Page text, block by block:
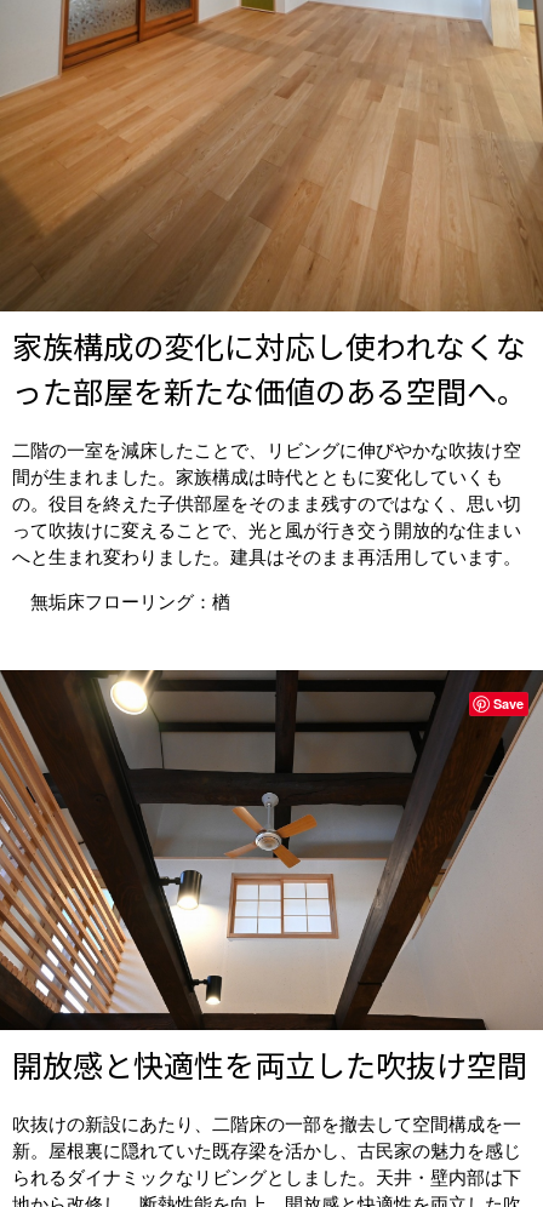
家族構成の変化に対応し使われなくな
った部屋を新たな価値のある空間へ。
二階の一室を減床したことで、リビングに伸びやかな吹抜け空
間が生まれました。家族構成は時代とともに変化していくも
の。役目を終えた子供部屋をそのまま残すのではなく、思い切
って吹抜けに変えることで、光と風が行き交う開放的な住まい
へと生まれ変わりました。建具はそのまま再活用しています。
無垢床フローリング：楢
開放感と快適性を両立した吹抜け空間
吹抜けの新設にあたり、二階床の一部を撤去して空間構成を一
新。屋根裏に隠れていた既存梁を活かし、古民家の魅力を感じ
られるダイナミックなリビングとしました。天井・壁内部は下
Save